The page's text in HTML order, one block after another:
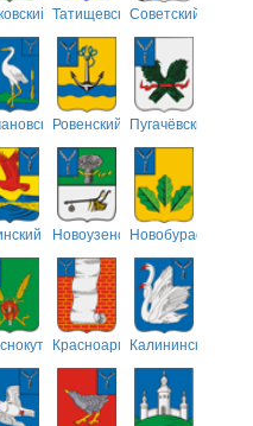
ТатищевскийСоветский
Ровенский Пугачёвский
НовоузенскийНовобурасский
Красноармейский
Калининский